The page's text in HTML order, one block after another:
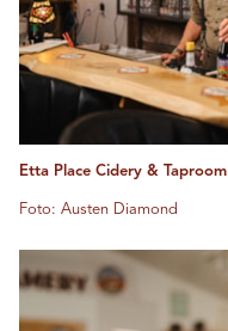
Etta Place Cidery & Taproom
Foto: Austen Diamond